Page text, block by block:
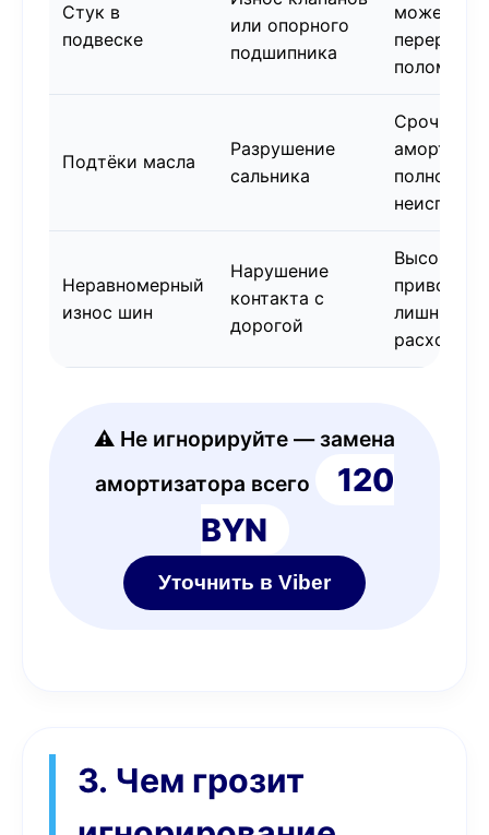
Стук в
подвеске
или опорного
подшипника
может
поломку
Подтёки масла
Разрушение
сальника
Срочно,
полностью
Неравномерный
износ шин
Нарушение
контакта с
дорогой
Высокая,
приводит
лишним
расходам
⚠️ Не игнорируйте — замена
амортизатора всего
120
BYN
Уточнить в Viber
3. Чем грозит